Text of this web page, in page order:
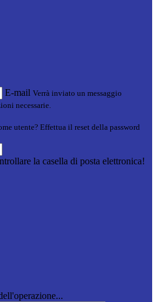
E-mail Verrà inviato un messaggio
necessarie.
utente? Effettua il reset della password
la casella di posta elettronica!